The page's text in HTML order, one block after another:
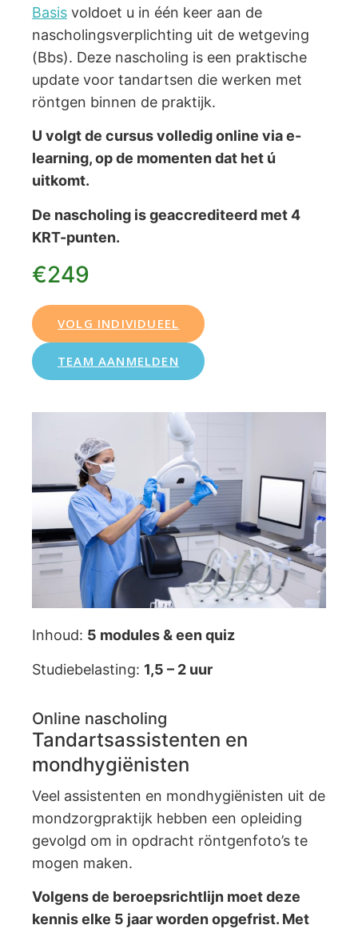
Basis voldoet u in één keer aan de
nascholingsverplichting uit de wetgeving
(Bbs). Deze nascholing is een praktische
update voor tandartsen die werken met
röntgen binnen de praktijk.
U volgt de cursus volledig online via e-
learning, op de momenten dat het ú
uitkomt.
De nascholing is geaccrediteerd met 4
KRT-punten.
€249
VOLG INDIVIDUEEL
TEAM AANMELDEN
Inhoud: 5 modules & een quiz
Studiebelasting: 1,5 – 2 uur
Online nascholing
Tandartsassistenten en
mondhygiënisten
Veel assistenten en mondhygiënisten uit de
mondzorgpraktijk hebben een opleiding
gevolgd om in opdracht röntgenfoto’s te
mogen maken.
Volgens de beroepsrichtlijn moet deze
kennis elke 5 jaar worden opgefrist. Met